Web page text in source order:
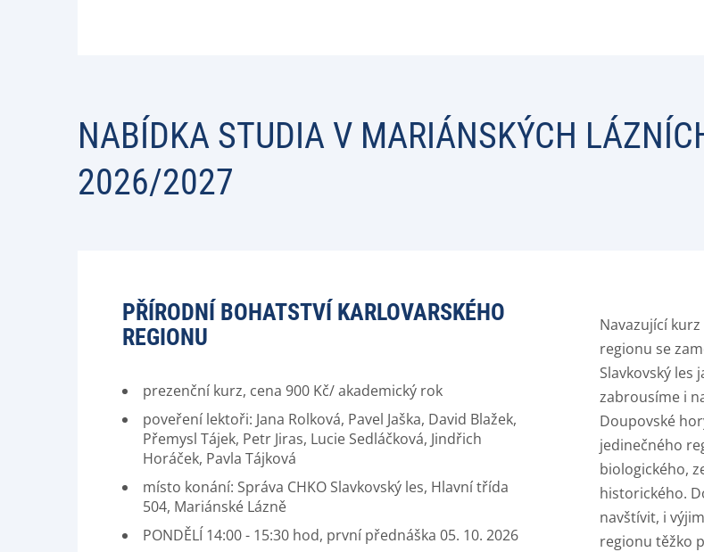
NABÍDKA STUDIA V MARIÁNSKÝCH
2026/2027
PŘÍRODNÍ BOHATSTVÍ KARLOVARSKÉHO
REGIONU
prezenční kurz, cena 900 Kč/ akademický rok
poveření lektoři: Jana Rolková, Pavel Jaška, David Blažek,
Přemysl Tájek, Petr Jiras, Lucie Sedláčková, Jindřich
Horáček, Pavla Tájková
místo konání: Správa CHKO Slavkovský les, Hlavní třída
504, Mariánské Lázně
PONDĚLÍ 14:00 - 15:30 hod, první přednáška 05. 10. 2026
Navazující
regionu se
Slavkovský les
zabrousíme i
Doupovské
jedinečného
biologického,
historického.
navštívit, i
regionu těžko